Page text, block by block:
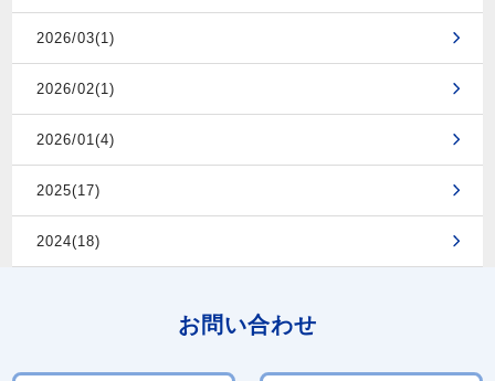
2026/03(1)
2026/02(1)
2026/01(4)
2025(17)
2024(18)
お問い合わせ